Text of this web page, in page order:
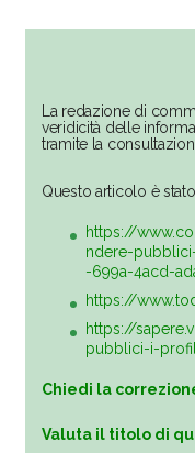
La redazione di
veridicità delle
tramite la
Questo articolo è
https://
ndere-
-699a-4acd-
https://
https://
pubblici-i-
Chiedi la
Valuta il titolo di